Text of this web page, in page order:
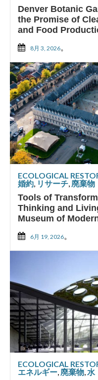
Denver Botanic
the Promise of
and Food
8月 3, 2026。
ECOLOGICAL
婚約, リサーチ, 廃棄物
Tools of
Thinking and
Museum of
6月 19, 2026。
ECOLOGICAL
エネルギー, 廃棄物, 水